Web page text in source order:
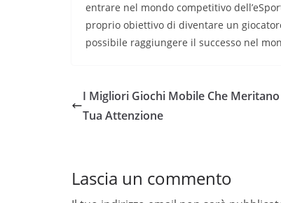
entrare nel mondo competitivo
proprio obiettivo di diventare un
possibile raggiungere il successo nel
I Migliori Giochi Mobile Che
Tua Attenzione
Lascia un commento